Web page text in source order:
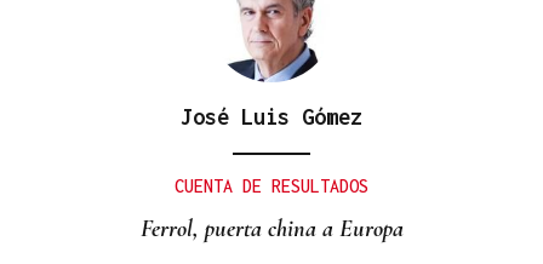
José Luis Gómez
CUENTA DE RESULTADOS
Ferrol, puerta china a Europa